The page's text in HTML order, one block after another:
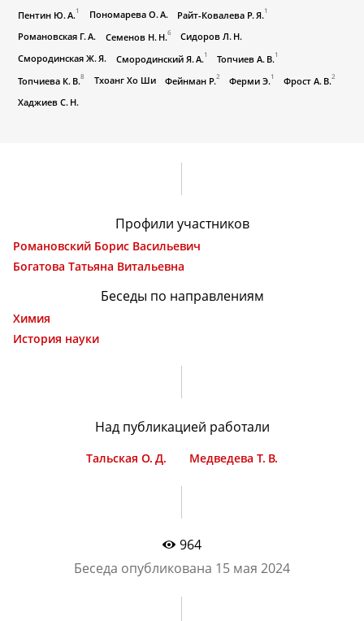
Пентин Ю. А. 1 Пономарева О. А. Райт-Ковалева Р. Я. 1
Романовская Г. А. Семенов Н. Н.6
Сидоров Л. Н.
Смородинская Ж. Я.
Смородинский Я. А. 1 Топчиев А. В. 1
Топчиева К. В.8 Тхоанг Хо Ши Фейнман Р. 2 Ферми Э. 1 Фрост А. В.2
Хаджиев С. Н.
Профили участников
Романовский Борис Васильевич
Богатова Татьяна Витальевна
Беседы по направлениям
Химия
История науки
Над публикацией работали
Тальская О. Д. Медведева Т. В.
964
Беседа опубликована 15 мая 2024